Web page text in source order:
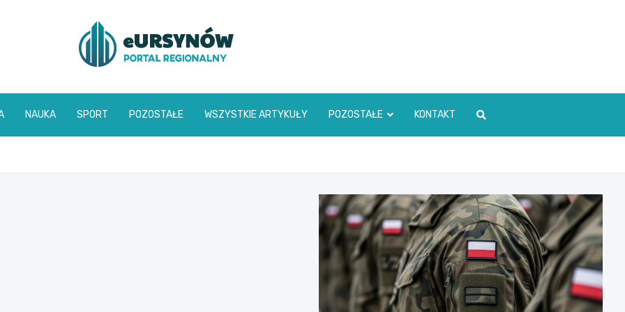
NAUKA SPORT POZOSTAŁE WSZYSTKIE ARTYKUŁY POZOSTAŁE KONTAKT